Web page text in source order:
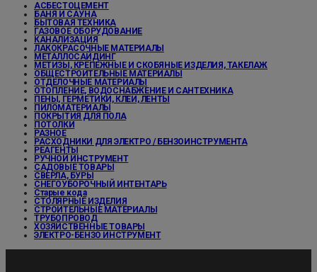
АСБЕСТОЦЕМЕНТ
БАНЯ И САУНА
БЫТОВАЯ ТЕХНИКА
ГАЗОВОЕ ОБОРУДОВАНИЕ
КАНАЛИЗАЦИЯ
ЛАКОКРАСОЧНЫЕ МАТЕРИАЛЫ
МЕТАЛЛОСАЙДИНГ
МЕТИЗЫ, КРЕПЕЖНЫЕ И СКОБЯНЫЕ ИЗДЕЛИЯ, ТАКЕЛАЖ
ОБЩЕСТРОИТЕЛЬНЫЕ МАТЕРИАЛЫ
ОТДЕЛОЧНЫЕ МАТЕРИАЛЫ
ОТОПЛЕНИЕ, ВОДОСНАБЖЕНИЕ И САНТЕХНИКА
ПЕНЫ, ГЕРМЕТИКИ, КЛЕИ, ЛЕНТЫ
ПИЛОМАТЕРИАЛЫ
ПОКРЫТИЯ ДЛЯ ПОЛА
ПОТОЛКИ
РАЗНОЕ
РАСХОДНИКИ ДЛЯ ЭЛЕКТРО / БЕНЗОИНСТРУМЕНТА
РЕАГЕНТЫ
РУЧНОЙ ИНСТРУМЕНТ
САДОВЫЕ ТОВАРЫ
СВЕРЛА, БУРЫ
СНЕГОУБОРОЧНЫЙ ИНТЕНТАРЬ
Старые кода
СТОЛЯРНЫЕ ИЗДЕЛИЯ
СТРОИТЕЛЬНЫЕ МАТЕРИАЛЫ
ТРУБОПРОВОД
ХОЗЯЙСТВЕННЫЕ ТОВАРЫ
ЭЛЕКТРО-БЕНЗО ИНСТРУМЕНТ